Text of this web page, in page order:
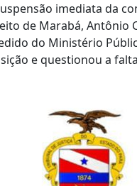
imediata da
de Marabá, Antônio
do Ministério
e questionou a